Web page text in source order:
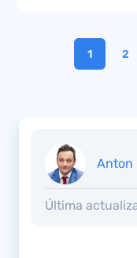
1 2
Anton
Última